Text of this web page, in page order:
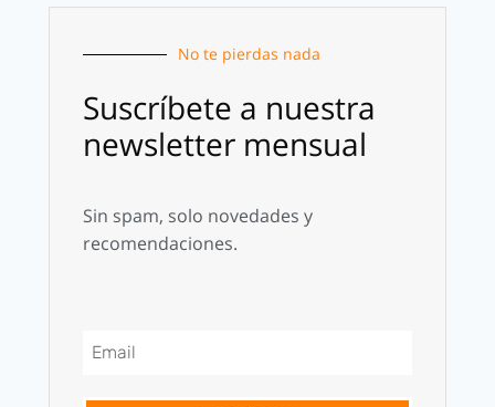
No te pierdas nada
Suscríbete a nuestra
newsletter mensual
Sin spam, solo novedades y
recomendaciones.